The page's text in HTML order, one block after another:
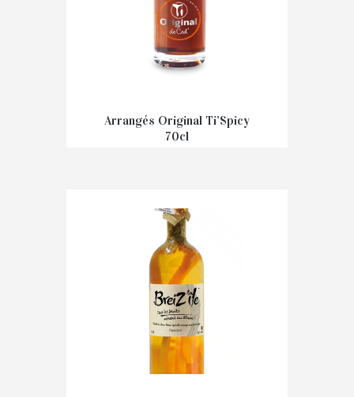
Arrangés Original Ti’Spicy
70cl